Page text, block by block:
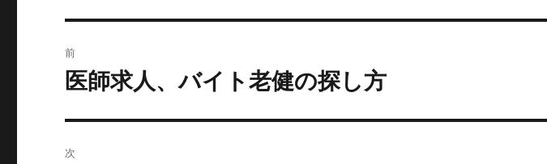
稿
前
前
投
稿:
医師求人、バイト老健の探し方
次